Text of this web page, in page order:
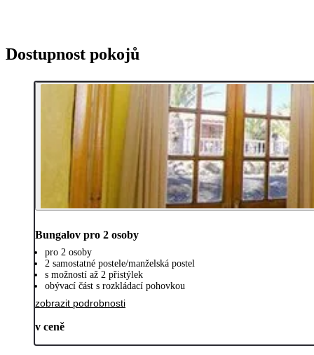
Dostupnost pokojů
Bungalov pro 2 osoby
pro 2 osoby
2 samostatné postele/manželská postel
s možností až 2 přistýlek
obývací část s rozkládací pohovkou
zobrazit podrobnosti
v ceně